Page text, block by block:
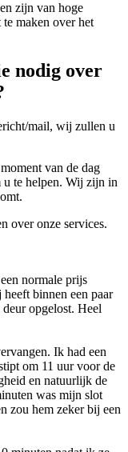
zijn van hoge
maken over het
nodig over
mail, wij zullen u
van de dag
u te helpen. Wij zijn in
over onze services.
normale prijs
binnen een paar
opgelost. Heel
Ik had een
om 11 uur voor de
en natuurlijk de
was mijn slot
zou hem zeker bij een